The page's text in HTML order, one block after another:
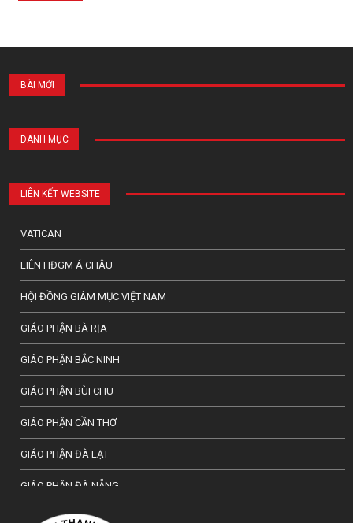
BÀI MỚI
DANH MỤC
LIÊN KẾT WEBSITE
VATICAN
LIÊN HĐGM Á CHÂU
HỘI ĐỒNG GIÁM MỤC VIỆT NAM
GIÁO PHẬN BÀ RỊA
GIÁO PHẬN BẮC NINH
GIÁO PHẬN BÙI CHU
GIÁO PHẬN CẦN THƠ
GIÁO PHẬN ĐÀ LẠT
GIÁO PHẬN ĐÀ NẴNG
TỔNG GIÁO PHẬN HÀ NỘI